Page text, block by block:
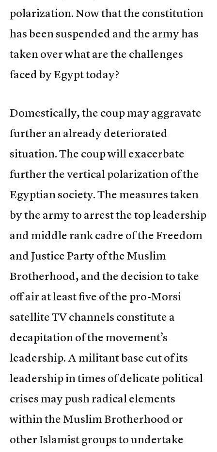
polarization. Now that the constitution
has been suspended and the army has
taken over what are the challenges
faced by Egypt today?
Domestically, the coup may aggravate
further an already deteriorated
situation. The coup will exacerbate
further the vertical polarization of the
Egyptian society. The measures taken
by the army to arrest the top leadership
and middle rank cadre of the Freedom
and Justice Party of the Muslim
Brotherhood, and the decision to take
off air at least five of the pro-Morsi
satellite TV channels constitute a
decapitation of the movement’s
leadership. A militant base cut of its
leadership in times of delicate political
crises may push radical elements
within the Muslim Brotherhood or
other Islamist groups to undertake